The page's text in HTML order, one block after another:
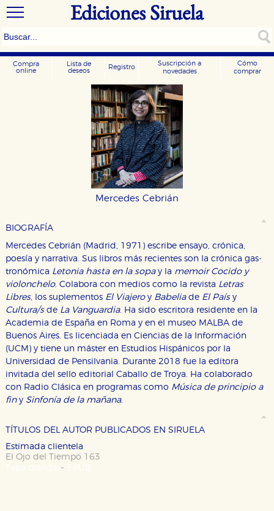
Ediciones Siruela
Compra
online
Lista de
deseos
Registro
Suscripción a
novedades
Cómo
comprar
Mercedes Cebrián
BIOGRAFÍA
Mercedes Cebrián (Madrid, 1971) escribe ensayo, crónica,
poesía y narrativa. Sus libros más recientes son la crónica gas­
tronómica Letonia hasta en la sopay la memoir Cocido y
violonchelo. Colabora con medios como la revista Letras
Libres, los suplementos El Viajero y Babeliade El Paísy
Cultura/s de La Vanguardia. Ha sido escritora residente en la
Academia de España en Roma y en el museo MALBA de
Buenos Aires. Es licenciada en Ciencias de la Información
(UCM) y tiene un máster en Estudios Hispánicos por la
Universidad de Pensilvania. Durante 2018 fue la editora
invitada del sello editorial Caballo de Troya. Ha colaborado
con Radio Clásica en programas como Música de principio a
fin y Sinfonía de la mañana.
TÍTULOS DEL AUTOR PUBLICADOS EN SIRUELA
Estimada clientela
El Ojo del Tiempo 163
-
CONFIGURACIÓN DE COOKIES
HABILITAR TODO RECHAZAR TODO
Cookies necesarias
nuestro sistema. Es posible hacerlo desde el
navegador, pero en ese caso es posible que algunas
áreas de nuestra web dejen de funcionar
correctamente.